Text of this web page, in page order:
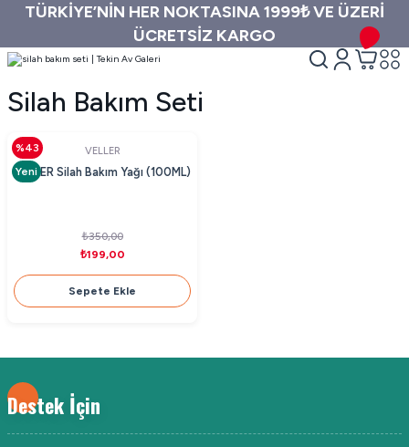
TÜRKİYE’NİN HER NOKTASINA 1999₺ VE ÜZERİ
ÜCRETSİZ KARGO
Silah Bakım Seti
%43
Yeni
VELLER
VELLER Silah Bakım Yağı (100ML)
₺350,00
₺199,00
Sepete Ekle
Destek İçin